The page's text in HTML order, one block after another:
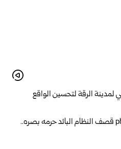
لمدينة الرقة لتحسين الواقع